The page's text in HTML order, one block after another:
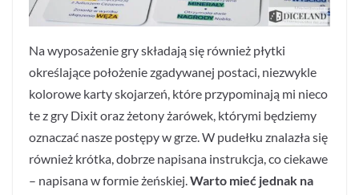
Na wyposażenie gry składają się również płytki
określające położenie zgadywanej postaci, niezwykle
kolorowe karty skojarzeń, które przypominają mi nieco
te z gry Dixit oraz żetony żarówek, którymi będziemy
oznaczać nasze postępy w grze. W pudełku znalazła się
również krótka, dobrze napisana instrukcja, co ciekawe
– napisana w formie żeńskiej. Warto mieć jednak na